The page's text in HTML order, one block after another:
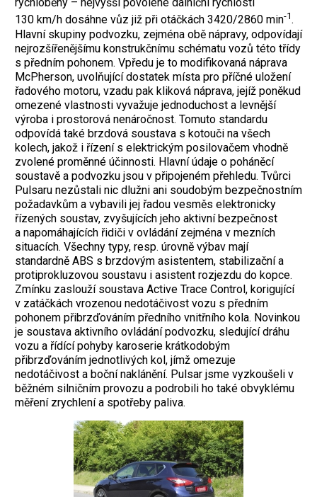
rychloběhy – nejvyšší povolené dálniční rychlosti
130 km/h dosáhne vůz již při otáčkách 3420/2860 min-1.
Hlavní skupiny podvozku, zejména obě nápravy, odpovídají
nejrozšířenějšímu konstrukčnímu schématu vozů této třídy
s předním pohonem. Vpředu je to modifikovaná náprava
McPherson, uvolňující dostatek místa pro příčné uložení
řadového motoru, vzadu pak kliková náprava, jejíž poněkud
omezené vlastnosti vyvažuje jednoduchost a levnější
výroba i prostorová nenáročnost. Tomuto standardu
odpovídá také brzdová soustava s kotouči na všech
kolech, jakož i řízení s elektrickým posilovačem vhodně
zvolené proměnné účinnosti. Hlavní údaje o poháněcí
soustavě a podvozku jsou v připojeném přehledu. Tvůrci
Pulsaru nezůstali nic dlužni ani soudobým bezpečnostním
požadavkům a vybavili jej řadou vesměs elektronicky
řízených soustav, zvyšujících jeho aktivní bezpečnost
a napomáhajících řidiči v ovládání zejména v mezních
situacích. Všechny typy, resp. úrovně výbav mají
standardně ABS s brzdovým asistentem, stabilizační a
protiprokluzovou soustavu i asistent rozjezdu do kopce.
Zmínku zaslouží soustava Active Trace Control, korigující
v zatáčkách vrozenou nedotáčivost vozu s předním
pohonem přibrzďováním předního vnitřního kola. Novinkou
je soustava aktivního ovládání podvozku, sledující dráhu
vozu a řídící pohyby karoserie krátkodobým
přibrzďováním jednotlivých kol, jímž omezuje
nedotáčivost a boční naklánění. Pulsar jsme vyzkoušeli v
běžném silničním provozu a podrobili ho také obvyklému
měření zrychlení a spotřeby paliva.